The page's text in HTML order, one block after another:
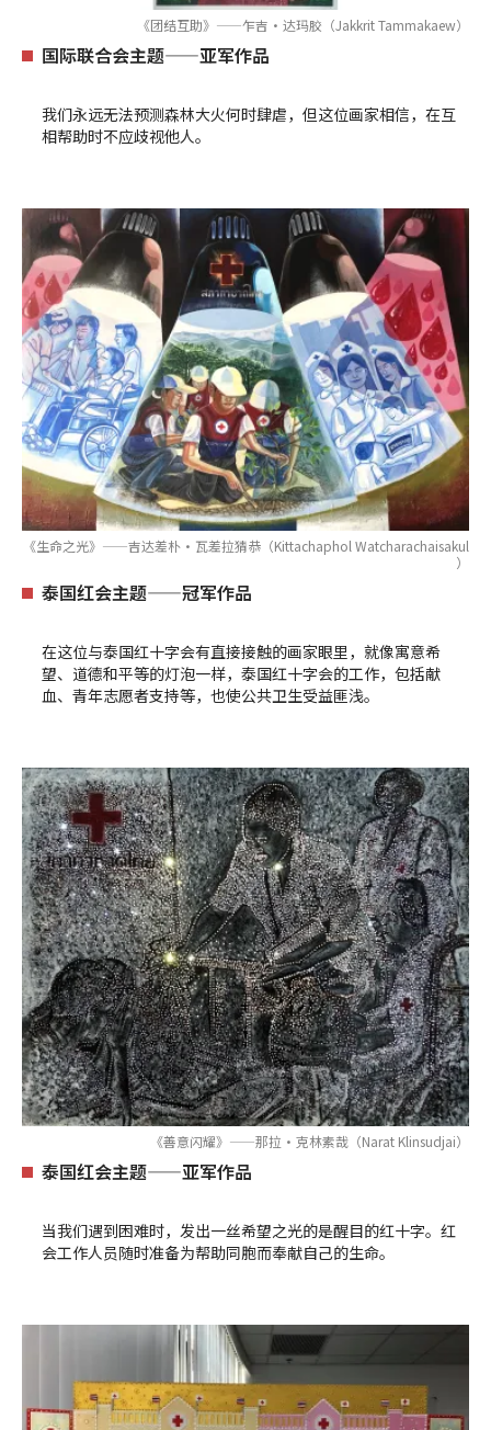
《团结互助》——乍吉·达玛胶（Jakkrit Tammakaew）
国际联合会主题——亚军作品
我们永远无法预测森林大火何时肆虐，但这位画家相信，在互
相帮助时不应歧视他人。
《生命之光》——吉达差朴·瓦差拉猜恭（Kittachaphol Watcharachaisakul
）
泰国红会主题——冠军作品
在这位与泰国红十字会有直接接触的画家眼里，就像寓意希
望、道德和平等的灯泡一样，泰国红十字会的工作，包括献
血、青年志愿者支持等，也使公共卫生受益匪浅。
《善意闪耀》——那拉·克林素哉（Narat Klinsudjai）
泰国红会主题——亚军作品
当我们遇到困难时，发出一丝希望之光的是醒目的红十字。红
会工作人员随时准备为帮助同胞而奉献自己的生命。